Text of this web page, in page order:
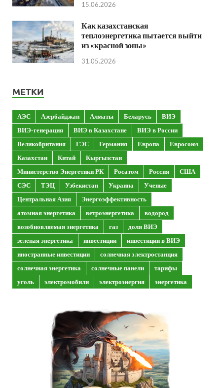
15.06.2026
Как казахстанская
теплоэнергетика пытается выйти
из «красной зоны»
31.05.2026
МЕТКИ
АЭС Азербайджан Алматы Беларусь
ВИЭ
ВИЭ-генерация
ВИЭ в Казахстане
ВИЭ в России
Великобритания
ГЭС Германия Европа
Евросоюз
Казахстан
Китай
Кыргызстан
Министерство Энергетики РК
Росатом Россия
США
СЭС
ТЭЦ Узбекистан Украина
Ученые
Центральная Азия
Энергоэффективность
атомная энергетика
ветроэнергетика
водород
возобновляемая энергетика
газ
доля ВИЭ
зеленая энергетика
инвестиции
инвестиции в ВИЭ
иностранные инвестиции
солнечная электростанция
солнечная энергетика
солнечные панели
тарифы
уголь
электромобили электроэнергия энергетика